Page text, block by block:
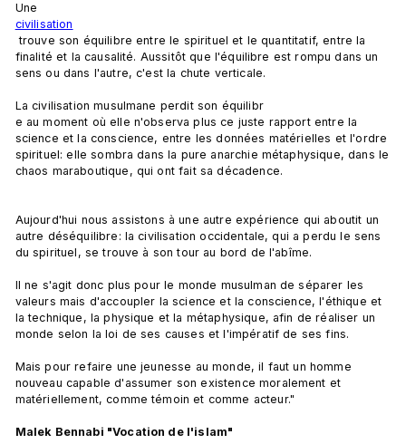
Une
civilisation
trouve son équilibre entre le spirituel et le quantitatif, entre la
finalité et la causalité. Aussitôt que l'équilibre est rompu dans un
sens ou dans l'autre, c'est la chute verticale.
La civilisation musulmane perdit son équilibr
e au moment où elle n'observa plus ce juste rapport entre la
science et la conscience, entre les données matérielles et l'ordre
spirituel: elle sombra dans la pure anarchie métaphysique, dans le
chaos maraboutique, qui ont fait sa décadence.
Aujourd'hui nous assistons à une autre expérience qui aboutit un
autre déséquilibre: la civilisation occidentale, qui a perdu le sens
du spirituel, se trouve à son tour au bord de l'abîme.
Il ne s'agit donc plus pour le monde musulman de séparer les
valeurs mais d'accoupler la science et la conscience, l'éthique et
la technique, la physique et la métaphysique, afin de réaliser un
monde selon la loi de ses causes et l'impératif de ses fins.
Mais pour refaire une jeunesse au monde, il faut un homme
nouveau capable d'assumer son existence moralement et
matériellement, comme témoin et comme acteur."
Malek Bennabi "Vocation de l'islam"